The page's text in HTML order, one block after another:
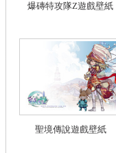
爆磚特攻隊Z遊戲壁紙
聖境傳說遊戲壁紙